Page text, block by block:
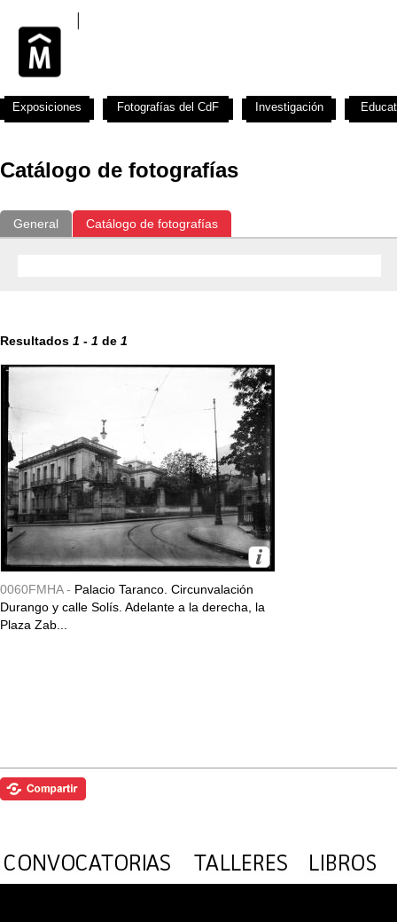
Catálogo de fotografías
General Catálogo de fotografías
Resultados 1 - 1 de 1
0060FMHA - Palacio Taranco. Circunvalación
Durango y calle Solís. Adelante a la derecha, la
Plaza Zab...
Exposiciones Fotografías del CdF Investigación